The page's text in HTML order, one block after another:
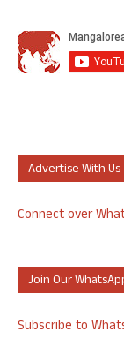
Advertise With Us
Connect over
Join Our
Subscribe to